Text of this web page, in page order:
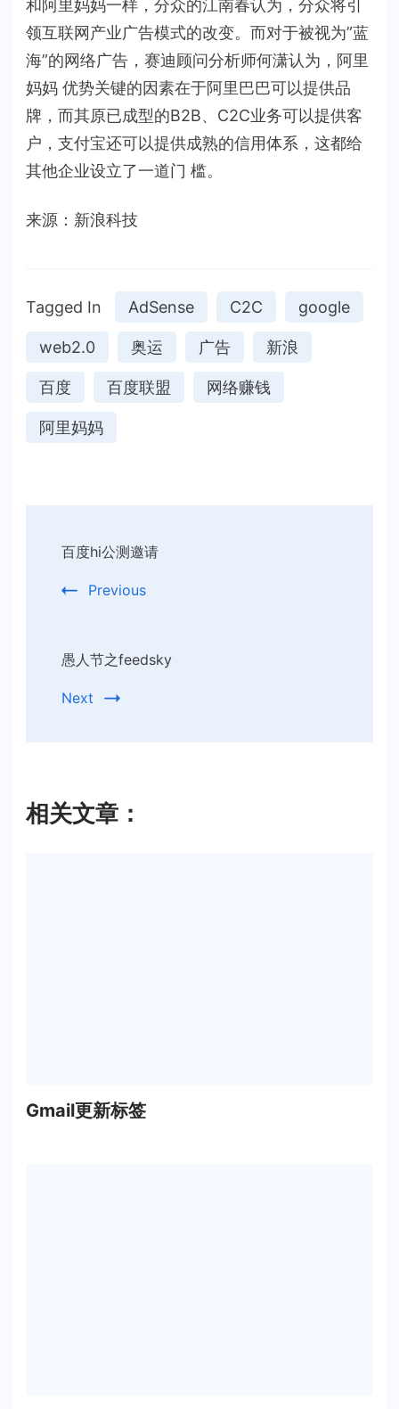
和阿里妈妈一样，分众的江南春认为，分众将引
领互联网产业广告模式的改变。而对于被视为”蓝
海”的网络广告，赛迪顾问分析师何潇认为，阿里
妈妈 优势关键的因素在于阿里巴巴可以提供品
牌，而其原已成型的B2B、C2C业务可以提供客
户，支付宝还可以提供成熟的信用体系，这都给
其他企业设立了一道门 槛。
来源：新浪科技
Tagged In AdSense C2C google
web2.0 奥运 广告 新浪
百度 百度联盟 网络赚钱
阿里妈妈
Navigation
百度hi公测邀请
Previous
愚人节之feedsky
Next
相关文章：
Gmail更新标签